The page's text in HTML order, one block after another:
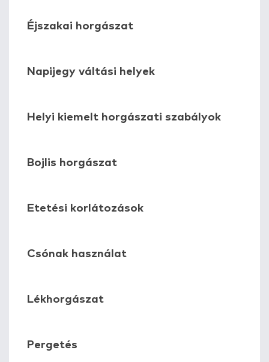
Éjszakai horgászat
Napijegy váltási helyek
Helyi kiemelt horgászati szabályok
Bojlis horgászat
Etetési korlátozások
Csónak használat
Lékhorgászat
Pergetés